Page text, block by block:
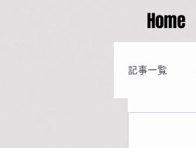
Home
記事一覧